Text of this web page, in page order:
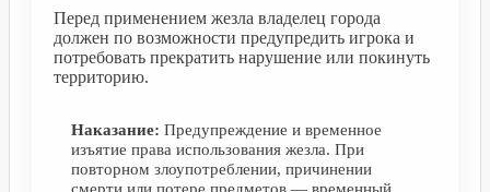
Перед применением жезла владелец города
должен по возможности предупредить игрока и
потребовать прекратить нарушение или покинуть
территорию.
Наказание: Предупреждение и временное
изъятие права использования жезла. При
повторном злоупотреблении, причинении
смерти или потере предметов — временный